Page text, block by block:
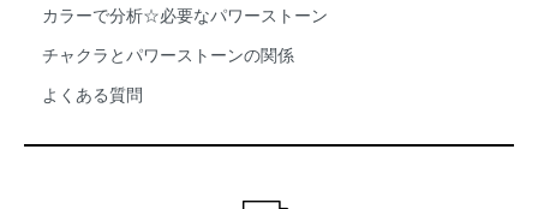
カラーで分析☆必要なパワーストーン
チャクラとパワーストーンの関係
よくある質問